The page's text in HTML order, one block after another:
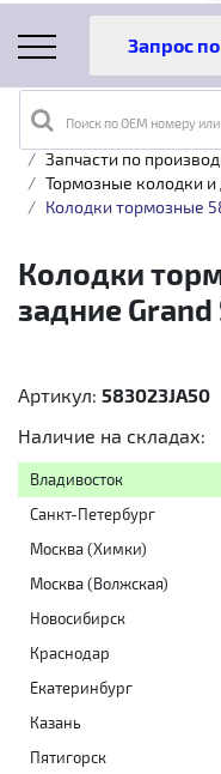
Поиск по OEM номеру
Главная
Каталог
Запчасти по
Тормозные колодки и
Колодки тормозные
Колодки
задние
Артикул: 583023JA50
Наличие на складах:
Владивосток
Санкт-Петербург
Москва (Химки)
Москва (Волжская)
Новосибирск
Краснодар
Екатеринбург
Казань
Пятигорск